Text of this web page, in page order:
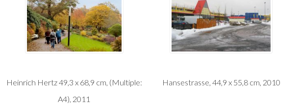
Heinrich Hertz 49,3 x 68,9 cm, (Multiple:
A4), 2011
Hansestrasse, 44,9 x 55,8 cm, 2010